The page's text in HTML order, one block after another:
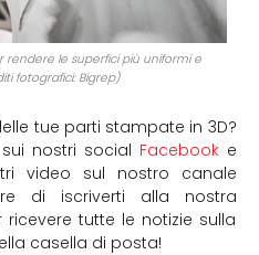
rendere le superfici più uniformi e
fotografici: Bigrep)
tue parti stampate in 3D?
nostri social Facebooke
video sul nostro canale
di iscriverti alla nostra
tutte le notizie sulla
casella di posta!